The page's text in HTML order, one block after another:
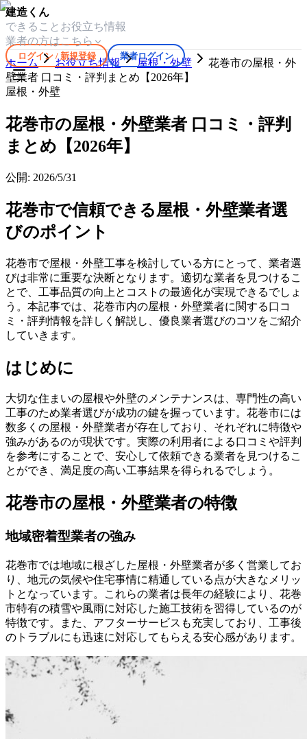
建造くん
できること お役立ち情報
業者の方はこちら
ログイン / 新規登録 業者ログイン
ホーム お役立ち情報 屋根・外壁
花巻市の屋根・外
壁業者 口コミ・評判まとめ【2026年】
屋根・外壁
花巻市の屋根・外壁業者 口コミ・評判
まとめ【2026年】
公開: 2026/5/31
花巻市で信頼できる屋根・外壁業者選
びのポイント
花巻市で屋根・外壁工事を検討している方にとって、業者選
びは非常に重要な決断となります。適切な業者を見つけるこ
とで、工事品質の向上とコストの最適化が実現できるでしょ
う。本記事では、花巻市内の屋根・外壁業者に関する口コ
ミ・評判情報を詳しく解説し、優良業者選びのコツをご紹介
していきます。
はじめに
大切な住まいの屋根や外壁のメンテナンスは、専門性の高い
工事のため業者選びが成功の鍵を握っています。花巻市には
数多くの屋根・外壁業者が存在しており、それぞれに特徴や
強みがあるのが現状です。実際の利用者による口コミや評判
を参考にすることで、安心して依頼できる業者を見つけるこ
とができ、満足度の高い工事結果を得られるでしょう。
花巻市の屋根・外壁業者の特徴
地域密着型業者の強み
花巻市では地域に根ざした屋根・外壁業者が多く営業してお
り、地元の気候や住宅事情に精通している点が大きなメリッ
トとなっています。これらの業者は長年の経験により、花巻
市特有の積雪や風雨に対応した施工技術を習得しているのが
特徴です。また、アフターサービスも充実しており、工事後
のトラブルにも迅速に対応してもらえる安心感があります。